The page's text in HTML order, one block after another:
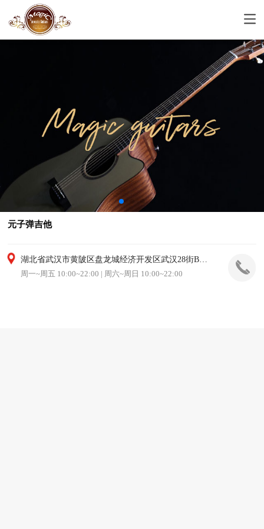
元子弹吉他
湖北省武汉市黄陂区盘龙城经济开发区武汉28街B9-10
周一~周五 10:00~22:00 | 周六~周日 10:00~22:00